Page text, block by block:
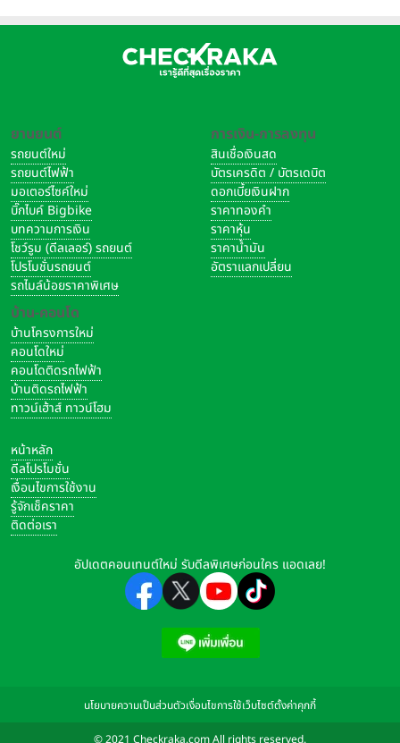
ยานยนต์
รถยนต์ใหม่
รถยนต์ไฟฟ้า
มอเตอร์ไซค์ใหม่
บิ๊กไบค์ Bigbike
บทความการเงิน
โชว์รูม (ดีลเลอร์) รถยนต์
โปรโมชั่นรถยนต์
รถไมล์น้อยราคาพิเศษ
บ้าน-คอนโด
บ้านโครงการใหม่
คอนโดใหม่
คอนโดติดรถไฟฟ้า
บ้านติดรถไฟฟ้า
ทาวน์เฮ้าส์ ทาวน์โฮม
การเงิน-การลงทุน
สินเชื่อเงินสด
บัตรเครดิต / บัตรเดบิต
ดอกเบี้ยเงินฝาก
ราคาทองคำ
ราคาหุ้น
ราคาน้ำมัน
อัตราแลกเปลี่ยน
หน้าหลัก
ดีลโปรโมชั่น
เงื่อนไขการใช้งาน
รู้จักเช็คราคา
ติดต่อเรา
อัปเดตคอนเทนต์ใหม่ รับดีลพิเศษก่อนใคร แอดเลย!
นโยบายความเป็นส่วนตัวเงื่อนไขการใช้เว็บไซต์ตั้งค่าคุกกี้
© 2021 Checkraka.com All rights reserved.